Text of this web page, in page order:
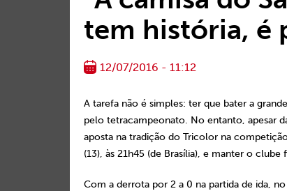
tem história, é
12/07/2016 - 11:12
A tarefa não é simples: ter que bater a
pelo tetracampeonato. No entanto, apesar
aposta na tradição do Tricolor na
(13), às 21h45 (de Brasília), e manter o
Com a derrota por 2 a 0 na partida de ida,